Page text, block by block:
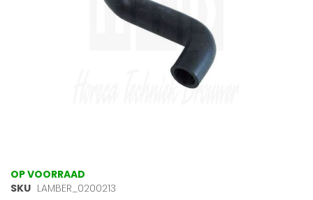
Ga
naar
OP VOORRAAD
SKU LAMBER_0200213